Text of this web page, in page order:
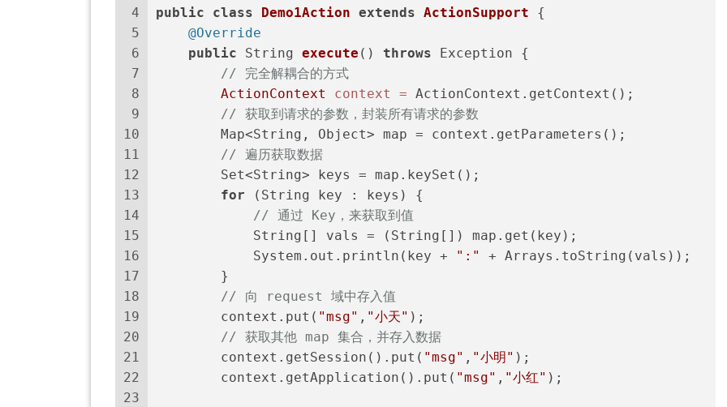
4
5
6
7
8
9
10
11
12
13
14
15
16
17
18
19
20
21
22
23
public
class Demo1Action extends ActionSupport {
@Override
public String execute () throws Exception {
// 完全解耦合的方式
ActionContext
context = ActionContext.getContext();
// 获取到请求的参数，封装所有请求的参数
        Map<String, Object> map = context.getParameters();
// 遍历获取数据
        Set<String> keys = map.keySet();
for (String key : keys) {
// 通过 Key，来获取到值
            String[] vals = (String[]) map.get(key);
            System.out.println(key +
":"
+ Arrays.toString(vals));
        }
// 向 request 域中存入值
        context.put(
"msg" , "小天" );
// 获取其他 map 集合，并存入数据
        context.getSession().put(
"msg" , "小明" );
        context.getApplication().put(
"msg" , "小红" );